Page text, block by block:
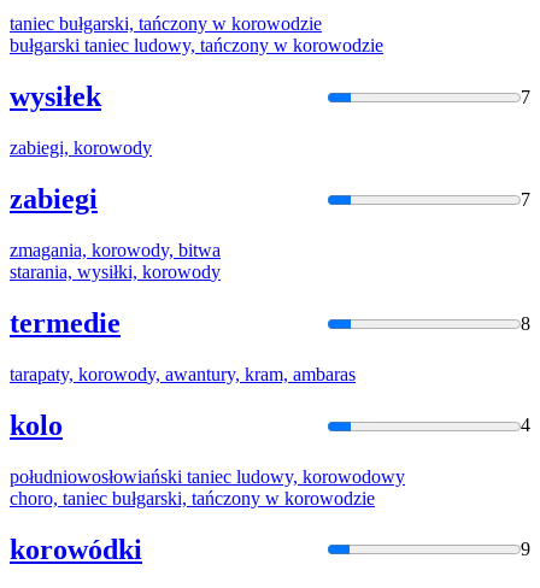
taniec bułgarski, tańczony w korowodzie
bułgarski taniec ludowy, tańczony w korowodzie
wysiłek 7
zabiegi, korowody
zabiegi 7
zmagania, korowody, bitwa
starania, wysiłki, korowody
termedie 8
tarapaty, korowody, awantury, kram, ambaras
kolo 4
południowosłowiański taniec ludowy, korowodowy
choro, taniec bułgarski, tańczony w korowodzie
korowódki 9